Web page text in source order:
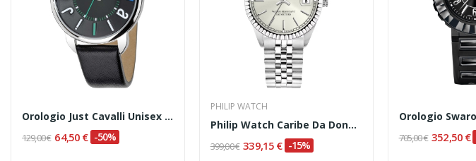
Orologio Just Cavalli Unisex Codice R7251138525
129,00 € 64,50 € -50%
PHILIP WATCH
Philip Watch Caribe Da Donna Codice: R8253597543
399,00 € 339,15 € -15%
705,00 € 352,50 €